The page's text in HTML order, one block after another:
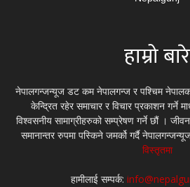
हाम्रो बारे
नेपालगन्जन्यूज डट कम नेपालगन्ज र पश्चिम
केन्द्रित रहेर समाचार र विचार प्रकाशन गर्ने
विश्वसनीय सामाग्रीहरुको सम्प्रेषण गर्ने छौं ।
समानान्तर रुपमा पस्किने जमर्को गर्दै
विस्तृतमा
हामीलाई सम्पर्क: